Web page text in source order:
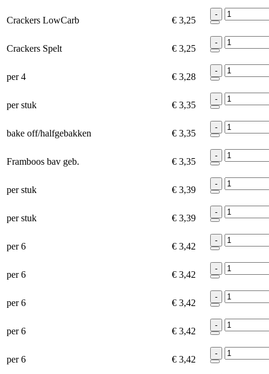
Crackers LowCarb € 3,25
-
Crackers Spelt € 3,25
-
per 4 € 3,28
-
per stuk € 3,35
-
bake off/halfgebakken € 3,35
-
Framboos bav geb. € 3,35
-
per stuk € 3,39
-
per stuk € 3,39
-
per 6 € 3,42
-
per 6 € 3,42
-
per 6 € 3,42
-
per 6 € 3,42
-
per 6 € 3,42
-